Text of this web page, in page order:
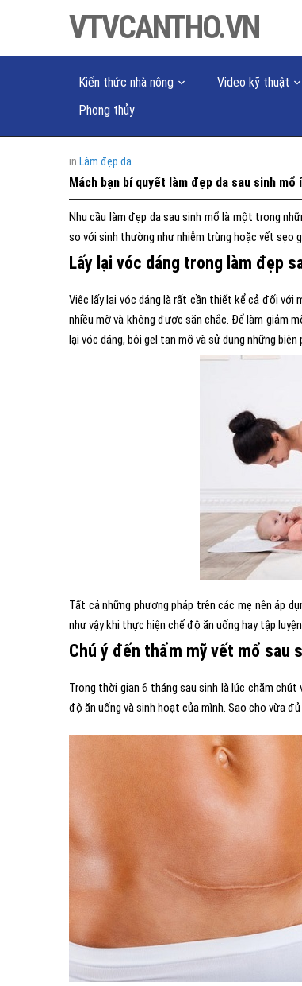
VTVCANTHO.VN
Kiến thức nhà nông Video kỹ thuật
Phong thủy
in Làm đẹp da
Mách bạn bí quyết làm đẹp da sau sinh mổ
Nhu cầu làm đẹp da sau sinh mổ là một trong
so với sinh thường như nhiễm trùng hoặc vết sẹo
Lấy lại vóc dáng trong làm đẹp
Việc lấy lại vóc dáng là rất cần thiết kể cả đối với
nhiều mỡ và không được săn chắc. Để làm giảm
lại vóc dáng, bôi gel tan mỡ và sử dụng những
Tất cả những phương pháp trên các mẹ nên áp
như vậy khi thực hiện chế độ ăn uống hay tập
Chú ý đến thẩm mỹ vết mổ sau
Trong thời gian 6 tháng sau sinh là lúc chăm
độ ăn uống và sinh hoạt của mình. Sao cho vừa